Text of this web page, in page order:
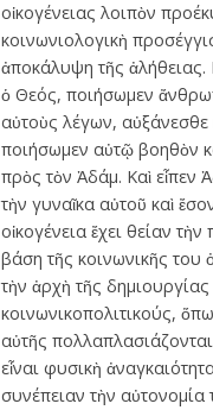
οἰκογένειας λοιπὸν
κοινωνιολογικὴ
ἀποκάλυψη τῆς ἀλήθειας.
ὁ Θεός, ποιήσωμεν
αὐτοὺς λέγων, αὐξάνεσθε
ποιήσωμεν αὐτῷ βοηθὸν
πρὸς τὸν Ἀδάμ. Καὶ εἶπεν
τὴν γυναῖ­κα αὐτοῦ καὶ
οἰκογένεια ἔχει θείαν
βάση τῆς κοινωνικῆς του
τὴν ἀρχὴ τῆς
κοινωνικοπολιτικούς,
αὐτῆς
εἶναι φυσικὴ
συνέπειαν τὴν